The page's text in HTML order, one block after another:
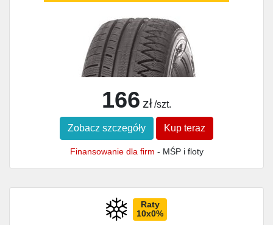
166 zł /szt.
Zobacz szczegóły Kup teraz
Finansowanie dla firm - MŚP i floty
Raty
10x0%